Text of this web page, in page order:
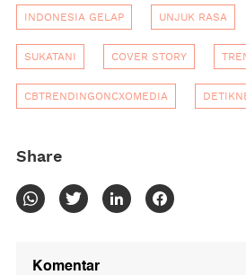
INDONESIA GELAP UNJUK RASA
SUKATANI COVER STORY
CBTRENDINGONCXOMEDIA
Share